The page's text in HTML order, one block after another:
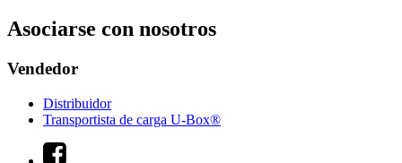
Asociarse con nosotros
Vendedor
Distribuidor
Transportista de carga U-Box®